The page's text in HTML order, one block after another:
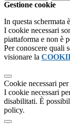
Gestione cookie
In questa schermata
I cookie necessari
piattaforma e non è
Per conoscere quali
visionare la
Cookie necessari
I cookie necessari
disabilitati. È
policy.